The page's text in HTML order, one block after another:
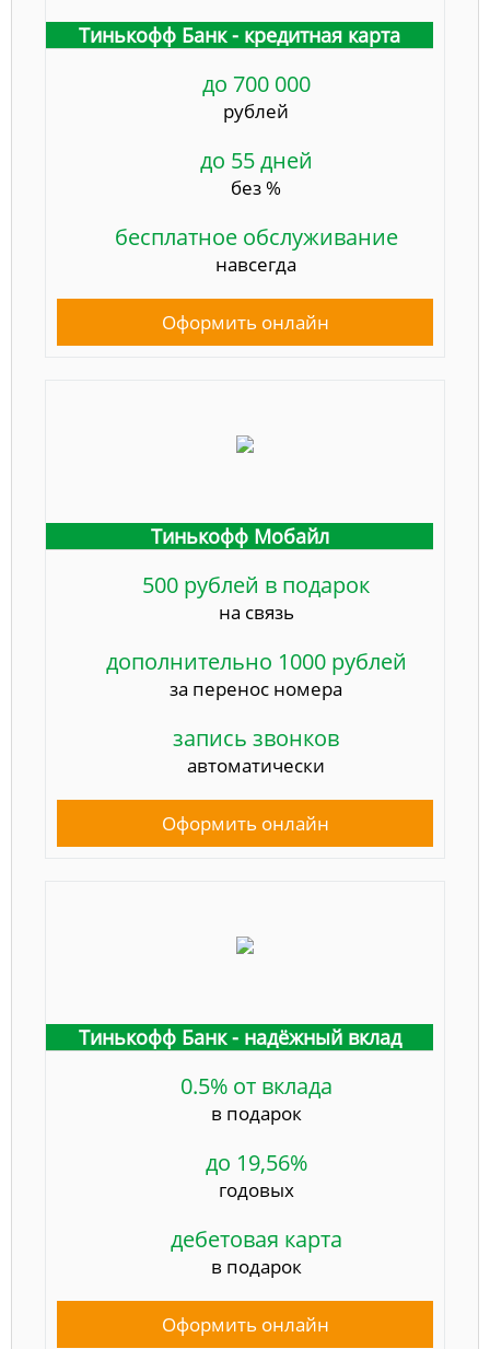
Тинькофф Банк - кредитная карта
до 700 000
рублей
до 55 дней
без %
бесплатное обслуживание
навсегда
Оформить онлайн
Тинькофф Мобайл
500 рублей в подарок
на связь
дополнительно 1000 рублей
за перенос номера
запись звонков
автоматически
Оформить онлайн
Тинькофф Банк - надёжный вклад
0.5% от вклада
в подарок
до 19,56%
годовых
дебетовая карта
в подарок
Оформить онлайн